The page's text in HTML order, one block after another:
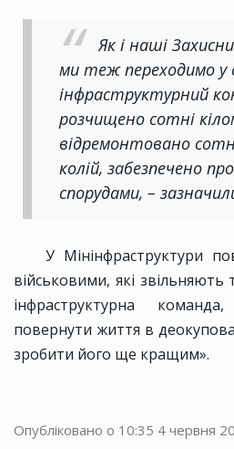
Як і наші
ми теж переходимо у
інфраструктурний
розчищено сотні
відремонтовано
колій, забезпечено
спорудами, –
У Мінінфраструктури
військовими, які звільняють
інфраструктурна
повернути життя в
зробити його ще кращим».
Опубліковано о 10:35 4 червня